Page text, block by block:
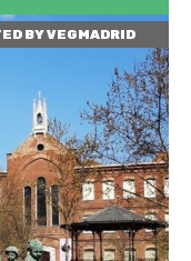
BYVEGMADRID